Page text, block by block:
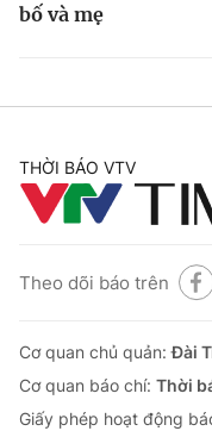
bố và mẹ
THỜI BÁO VTV
Theo dõi báo trên
Cơ quan chủ quản:Đài
Cơ quan báo chí: Thời
Giấy phép hoạt động